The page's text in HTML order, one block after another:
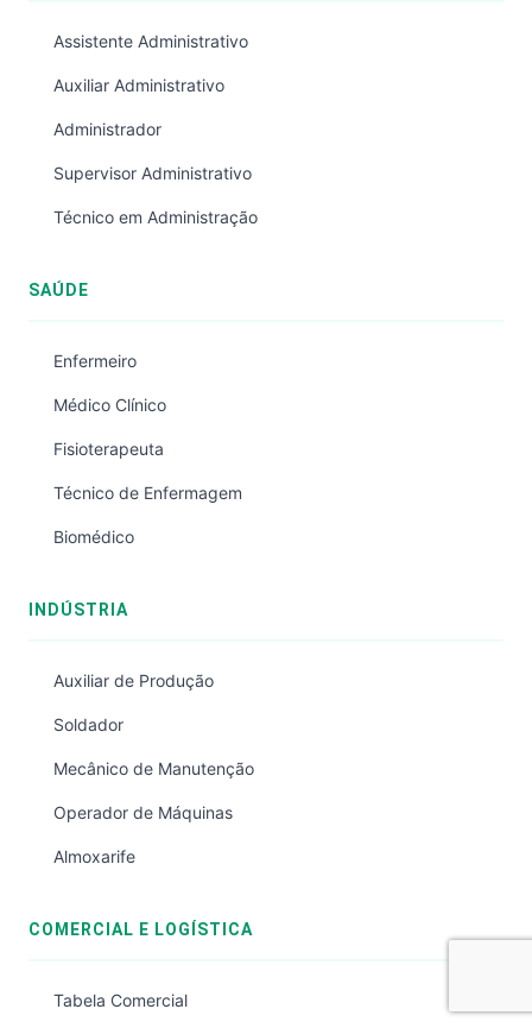
Assistente Administrativo
Auxiliar Administrativo
Administrador
Supervisor Administrativo
Técnico em Administração
SAÚDE
Enfermeiro
Médico Clínico
Fisioterapeuta
Técnico de Enfermagem
Biomédico
INDÚSTRIA
Auxiliar de Produção
Soldador
Mecânico de Manutenção
Operador de Máquinas
Almoxarife
COMERCIAL E LOGÍSTICA
Tabela Comercial